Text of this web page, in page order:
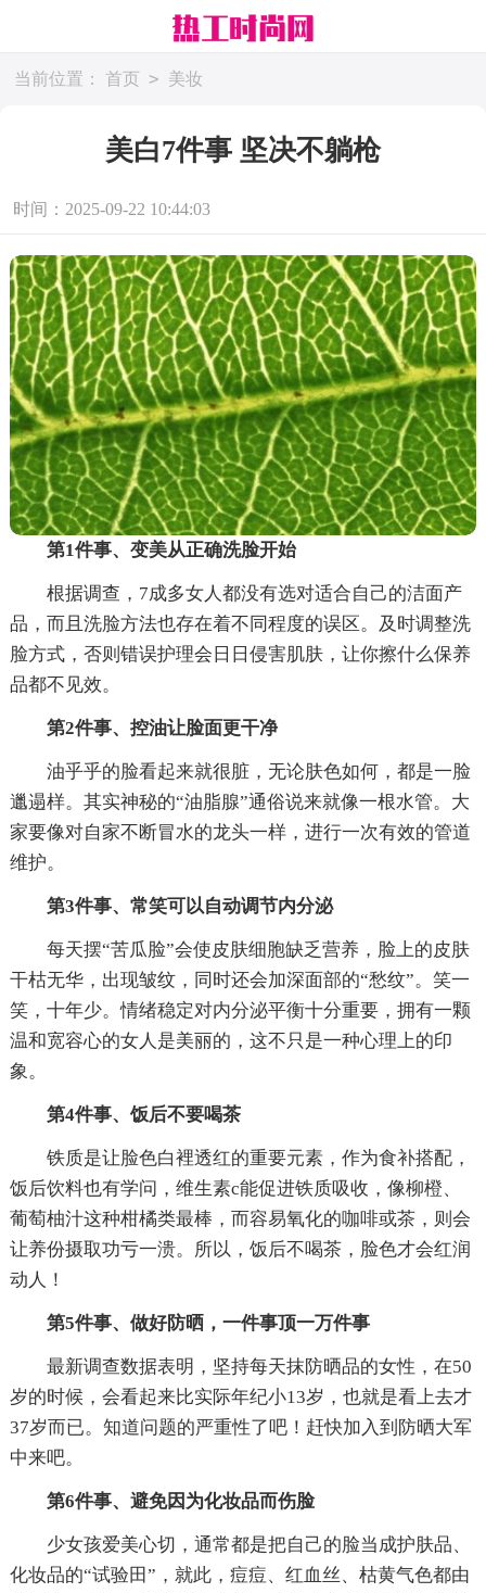
当前位置： 首页 > 美妆
美白7件事 坚决不躺枪
时间：2025-09-22 10:44:03
第1件事、变美从正确洗脸开始
根据调查，7成多女人都没有选对适合自己的洁面产
品，而且洗脸方法也存在着不同程度的误区。及时调整洗
脸方式，否则错误护理会日日侵害肌肤，让你擦什么保养
品都不见效。
第2件事、控油让脸面更干净
油乎乎的脸看起来就很脏，无论肤色如何，都是一脸
邋遢样。其实神秘的“油脂腺”通俗说来就像一根水管。大
家要像对自家不断冒水的龙头一样，进行一次有效的管道
维护。
第3件事、常笑可以自动调节内分泌
每天摆“苦瓜脸”会使皮肤细胞缺乏营养，脸上的皮肤
干枯无华，出现皱纹，同时还会加深面部的“愁纹”。笑一
笑，十年少。情绪稳定对内分泌平衡十分重要，拥有一颗
温和宽容心的女人是美丽的，这不只是一种心理上的印
象。
第4件事、饭后不要喝茶
铁质是让脸色白裡透红的重要元素，作为食补搭配，
饭后饮料也有学问，维生素c能促进铁质吸收，像柳橙、
葡萄柚汁这种柑橘类最棒，而容易氧化的咖啡或茶，则会
让养份摄取功亏一溃。所以，饭后不喝茶，脸色才会红润
动人！
第5件事、做好防晒，一件事顶一万件事
最新调查数据表明，坚持每天抹防晒品的女性，在50
岁的时候，会看起来比实际年纪小13岁，也就是看上去才
37岁而已。知道问题的严重性了吧！赶快加入到防晒大军
中来吧。
第6件事、避免因为化妆品而伤脸
少女孩爱美心切，通常都是把自己的脸当成护肤品、
化妆品的“试验田”，就此，痘痘、红血丝、枯黄气色都由